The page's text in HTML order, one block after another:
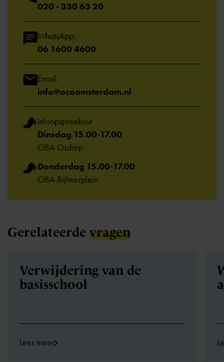
020 - 330 63 20
WhatsApp:
06 1600 4600
Email:
info@ocoamsterdam.nl
Inloopspreekuur
Dinsdag 15.00-17.00
OBA Osdorp
Donderdag 15.00-17.00
OBA Bijlmerplein
Gerelateerde vragen
Verwijdering van de
basisschool
Lees meer